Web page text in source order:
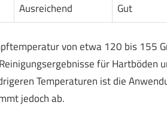
Ausreichend Gut
von etwa 120 bis 155
für Hartböden
Temperaturen ist die
jedoch ab.